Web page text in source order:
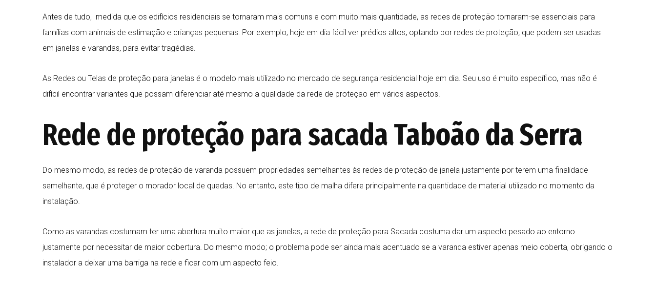
Antes de tudo, medida que os edifícios residenciais se tornaram mais comuns e com muito mais quantidade, as redes de proteção tornaram-se essenciais para
famílias com animais de estimação e crianças pequenas. Por exemplo; hoje em dia fácil ver prédios altos, optando por redes de proteção, que podem ser usadas
em janelas e varandas, para evitar tragédias.
As Redes ou Telas de proteção para janelas é o modelo mais utilizado no mercado de segurança residencial hoje em dia. Seu uso é muito específico, mas não é
difícil encontrar variantes que possam diferenciar até mesmo a qualidade da rede de proteção em vários aspectos.
Rede de proteção para sacadaTaboão da Serra
Do mesmo modo, as redes de proteção de varanda possuem propriedades semelhantes às redes de proteção de janela justamente por terem uma finalidade
semelhante, que é proteger o morador local de quedas. No entanto, este tipo de malha difere principalmente na quantidade de material utilizado no momento da
instalação.
Como as varandas costumam ter uma abertura muito maior que as janelas, a rede de proteção para Sacada costuma dar um aspecto pesado ao entorno
justamente por necessitar de maior cobertura. Do mesmo modo; o problema pode ser ainda mais acentuado se a varanda estiver apenas meio coberta, obrigando o
instalador a deixar uma barriga na rede e ficar com um aspecto feio.